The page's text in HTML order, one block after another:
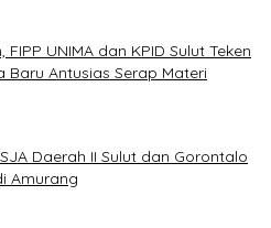
UNIMA dan KPID Sulut Teken
Baru Antusias Serap Materi
Daerah II Sulut dan Gorontalo
Amurang